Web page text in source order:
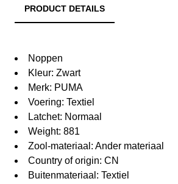
PRODUCT DETAILS
Noppen
Kleur: Zwart
Merk: PUMA
Voering: Textiel
Latchet: Normaal
Weight: 881
Zool-materiaal: Ander materiaal
Country of origin: CN
Buitenmateriaal: Textiel